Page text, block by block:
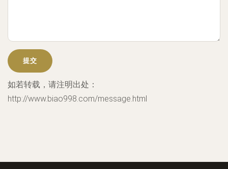
如若转载，请注明出处：
http://www.biao998.com/message.html